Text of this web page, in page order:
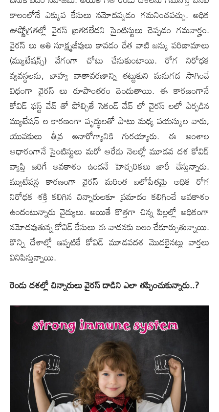
కాలంలోనే ఎక్కువ కేసులు నమోదవ్వడం గమనించవచ్చు. అధిక
ఊష్ణోగ్రతల్లో వైరస్ బ్రతకలేదని సైంటిస్టులు చెప్పడం గమనార్హం.
వైరస్ లు అతి సూక్ష్మజీవులు కావడం చేత వాటి జన్యు ప‌రిణామాలు
(మ్యుటేషన్స్) వేగంగా చోటు చేసుకుంటాయి. రోగ నిరోధక
వ్యవస్థలను, బాహ్య వాతావరణాన్ని తట్టుకుని మనుగడ సాగించే
విధంగా వైరస్ లు రూపాంతరం చెందుతాయి. ఈ కారణంగానే
కోవిడ్ ఫస్ట్ వేవ్ తో పోల్చితే సెకండ్ వేవ్ లో వైరస్ లలో ఏర్పడిన
మ్యుటేషన్ ల కారణంగా వృద్ధులతో పాటు మధ్య వయస్కుల వారు,
యువ‌కులు తీవ్ర అనారోగ్యానికి గురయ్యారు. ఈ అంశాల
ఆధారంగానే సైంటిస్టులు మరో ఆరేడు నెలల్లో మూడవ దశ కోవిడ్
వ్యాప్తి జరిగే అవకాశం ఉందనే హెచ్చరికలు జారీ చేస్తున్నారు.
మ్యుటేషన్ల కారణంగా వైర‌స్‌ మరింత బలోపేతమై అధిక రోగ
నిరోధక శక్తి కలిగిన చిన్నారులకూ ప్రమాదం క‌లిగించే అవ‌కాశం
ఉందంటున్నారు వైద్యులు. అయితే కొత్తగా చిన్న పిల్లల్లో అధికంగా
నమోదవుతున్న కోవిడ్ కేసులు ఈ వాదనకు బలం చేకూర్చుతున్నాయి.
కొన్ని దేశాల్లో ఇప్ప‌టికే కోవిడ్ మూడ‌వ‌ద‌శ మొద‌లైన‌ట్లు వార్త‌లు
వినిపిస్తున్నాయి.
రెండు దశల్లో చిన్నారులు వైరస్ దాడిని ఎలా తప్పించుకున్నారు..?